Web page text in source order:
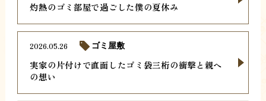
灼熱のゴミ部屋で過ごした僕の夏休み
実家の片付けで直面したゴミ袋三桁の衝撃と親へ
の想い
2026.05.26 ゴミ屋敷